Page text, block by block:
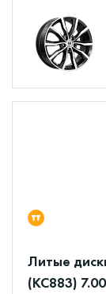
Литые
(КС883)